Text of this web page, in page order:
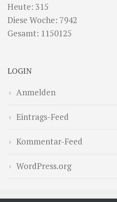
Heute: 315
Diese Woche: 7942
Gesamt: 1150125
LOGIN
Anmelden
Eintrags-Feed
Kommentar-Feed
WordPress.org